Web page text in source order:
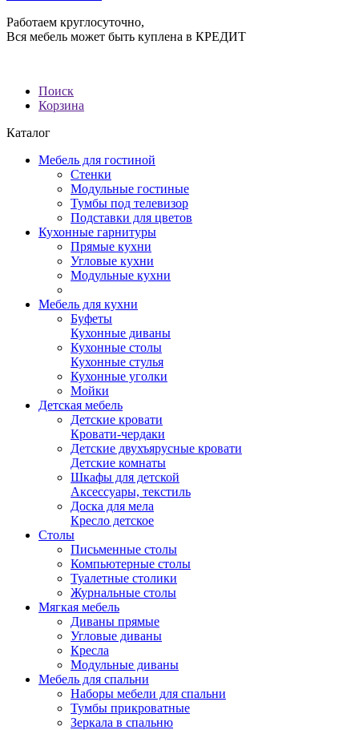
Работаем круглосуточно,
Вся мебель может быть куплена в КРЕДИТ
Поиск
Корзина
Каталог
Мебель для гостиной
Стенки
Модульные гостиные
Тумбы под телевизор
Подставки для цветов
Кухонные гарнитуры
Прямые кухни
Угловые кухни
Модульные кухни
Мебель для кухни
Буфеты
Кухонные диваны
Кухонные столы
Кухонные стулья
Кухонные уголки
Мойки
Детская мебель
Детские кровати
Кровати-чердаки
Детские двухъярусные кровати
Детские комнаты
Шкафы для детской
Аксессуары, текстиль
Доска для мела
Кресло детское
Столы
Письменные столы
Компьютерные столы
Туалетные столики
Журнальные столы
Мягкая мебель
Диваны прямые
Угловые диваны
Кресла
Модульные диваны
Мебель для спальни
Наборы мебели для спальни
Тумбы прикроватные
Зеркала в спальню